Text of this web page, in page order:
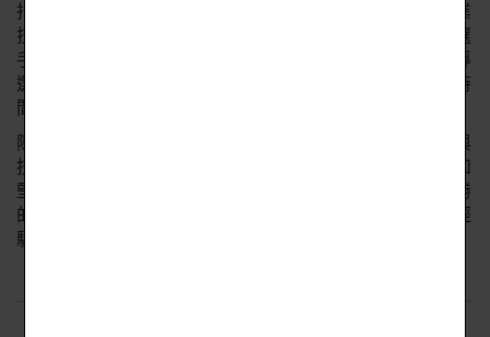
指導老師陳薈茗則是依據選手特質，從基礎能力紮實到專業
技能的加強及美感的訓練，打破框架以綜合應用模式考驗選
手的邏輯思考能力及臨場應變能力，有效的技能指導並引導
選手學習如何從每次完成的作品中自我修正，進而在有限時
間內呈現完美作品，果然不負眾望贏得佳績。
陳薈茗指出，參加全國中等學校家事類技藝競賽除了學科與
技能考驗外，也考驗了選手的高度的意志力、自省與自律和
堅持永不放棄的精神。學生能在高手如雲的比賽中拿到優勝
的佳績，對學生來說是個人技能精進與成就的肯定，這些經
驗讓學生自信心增進，有著莫大的益處。